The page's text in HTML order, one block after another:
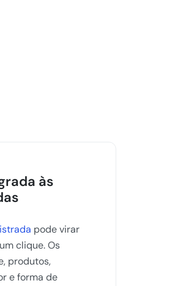
às
pode virar
clique. Os
produtos,
e forma de